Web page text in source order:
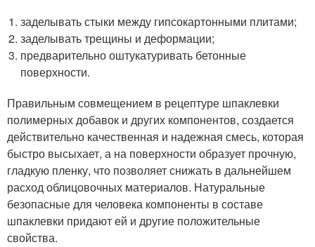
заделывать стыки между гипсокартонными плитами;
заделывать трещины и деформации;
предварительно оштукатуривать бетонные
поверхности.
Правильным совмещением в рецептуре шпаклевки
полимерных добавок и других компонентов, создается
действительно качественная и надежная смесь, которая
быстро высыхает, а на поверхности образует прочную,
гладкую пленку, что позволяет снижать в дальнейшем
расход облицовочных материалов. Натуральные
безопасные для человека компоненты в составе
шпаклевки придают ей и другие положительные
свойства.